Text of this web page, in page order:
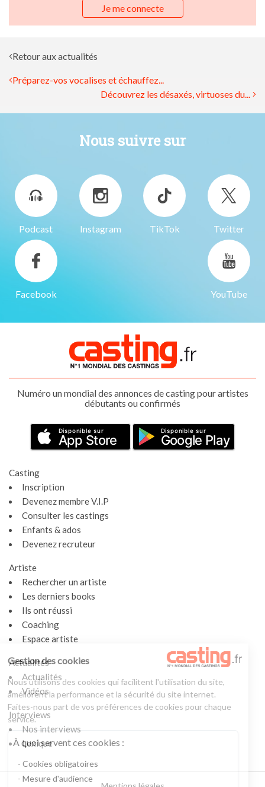
Je me connecte
Retour aux actualités
Préparez-vos vocalises et échauffez...
Découvrez les désaxés, virtuoses du...
Nous suivre sur
Podcast Instagram TikTok Twitter
Facebook YouTube
Numéro un mondial des annonces de casting pour artistes
débutants ou confirmés
Disponible sur
App Store
Disponible sur
Google Play
Casting
Inscription
Devenez membre V.I.P
Consulter les castings
Enfants & ados
Devenez recruteur
Artiste
Rechercher un artiste
Les derniers books
Ils ont réussi
Coaching
Espace artiste
Actualités
Actualités
Vidéos
Interviews
Nos interviews
Lexique
Gestion des cookies
Nous utilisons des cookies qui facilitent l'utilisation du site,
améliorent la performance et la sécurité du site internet.
Faites-nous part de vos préférences de cookies pour chaque
service.
À quoi servent ces cookies :
Cookies obligatoires
Mesure d'audience